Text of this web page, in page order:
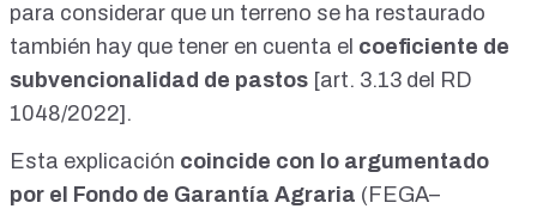
para considerar que un terreno se ha restaurado
también hay que tener en cuenta el coeficiente de
subvencionalidad de pastos [art. 3.13 del RD
1048/2022].
Esta explicación coincide con lo argumentado
por el Fondo de Garantía Agraria (FEGA–